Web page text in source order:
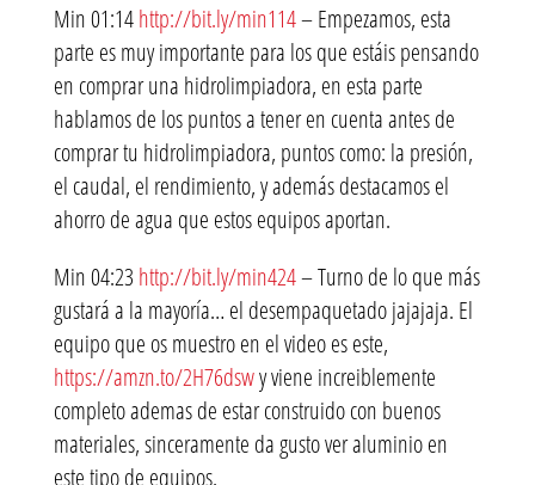
Min 01:14http://bit.ly/min114– Empezamos, esta
parte es muy importante para los que estáis pensando
en comprar una hidrolimpiadora, en esta parte
hablamos de los puntos a tener en cuenta antes de
comprar tu hidrolimpiadora, puntos como: la presión,
el caudal, el rendimiento, y además destacamos el
ahorro de agua que estos equipos aportan.
Min 04:23 http://bit.ly/min424– Turno de lo que más
gustará a la mayoría… el desempaquetado jajajaja. El
equipo que os muestro en el video es este,
https://amzn.to/2H76dswy viene increiblemente
completo ademas de estar construido con buenos
materiales, sinceramente da gusto ver aluminio en
este tipo de equipos.